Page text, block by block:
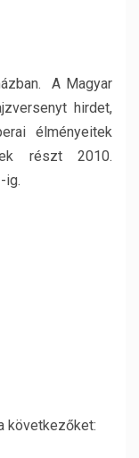
A Magyar
hirdet,
élményeitek
részt 2010.
ig.
következőket: